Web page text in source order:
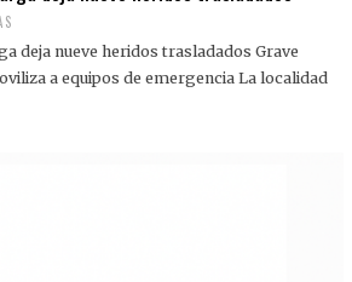
deja nueve heridos trasladados Grave
a equipos de emergencia La localidad